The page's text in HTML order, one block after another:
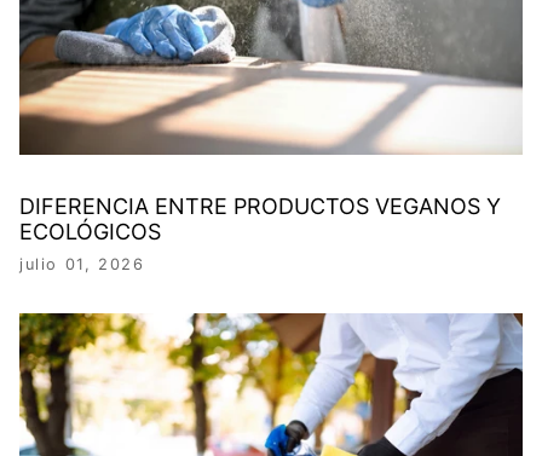
DIFERENCIA ENTRE PRODUCTOS VEGANOS Y
ECOLÓGICOS
julio 01, 2026